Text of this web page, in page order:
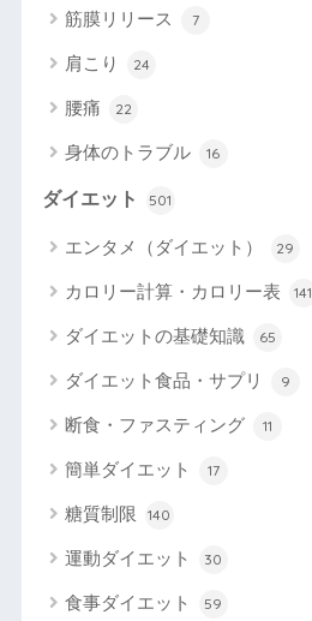
筋膜リリース 7
肩こり 24
腰痛 22
身体のトラブル 16
ダイエット 501
エンタメ（ダイエット） 29
カロリー計算・カロリー表 141
ダイエットの基礎知識 65
ダイエット食品・サプリ 9
断食・ファスティング 11
簡単ダイエット 17
糖質制限 140
運動ダイエット 30
食事ダイエット 59